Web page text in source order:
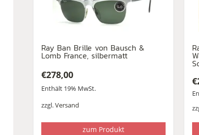
Ray Ban Brille von Bausch &
Lomb France, silbermatt
€278,00
Enthält 19% MwSt.
zzgl.Versand
zum Produkt
€